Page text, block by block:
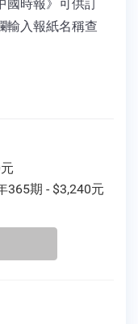
國時報》可供訂
輸入報紙名稱查
365期 - $3,240元